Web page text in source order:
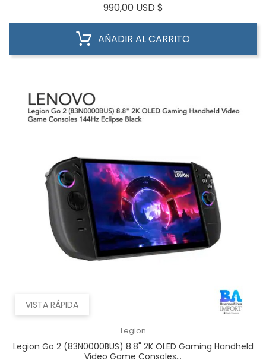
990,00 USD $
AÑADIR AL CARRITO
VISTA RÁPIDA
Legion
Legion Go 2 (83N0000BUS) 8.8" 2K OLED Gaming Handheld
Video Game Consoles...